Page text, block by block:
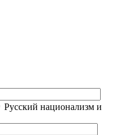
Русский национализм и